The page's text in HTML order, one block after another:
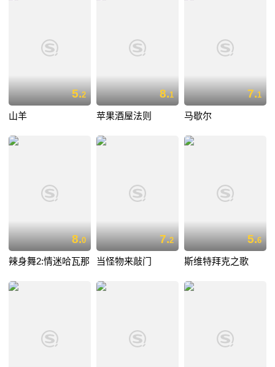
5.2
山羊
8.1
苹果酒屋法则
7.1
马歇尔
8.0
辣身舞2:情迷哈瓦那
7.2
当怪物来敲门
5.6
斯维特拜克之歌